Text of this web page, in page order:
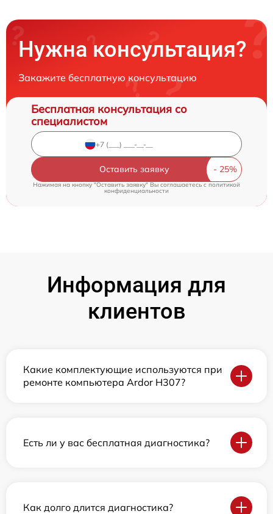
Нужна консультация?
Закажите бесплатную консультацию
Бесплатная консультация со
специалистом
Оставить заявку
Нажимая на кнопку "Оставить заявку" Вы соглашаетесь cполитикой
конфиденциальности
Информация для
клиентов
Какие комплектующие используются при
ремонте компьютера Ardor H307?
Есть ли у вас бесплатная диагностика?
Как долго длится диагностика?